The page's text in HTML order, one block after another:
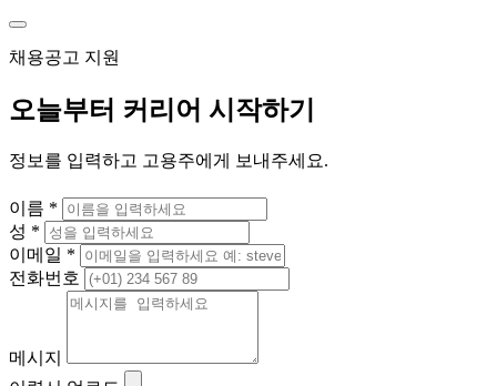
채용공고 지원
오늘부터 커리어 시작하기
정보를 입력하고 고용주에게 보내주세요.
이름 *
성 *
이메일 *
전화번호
메시지